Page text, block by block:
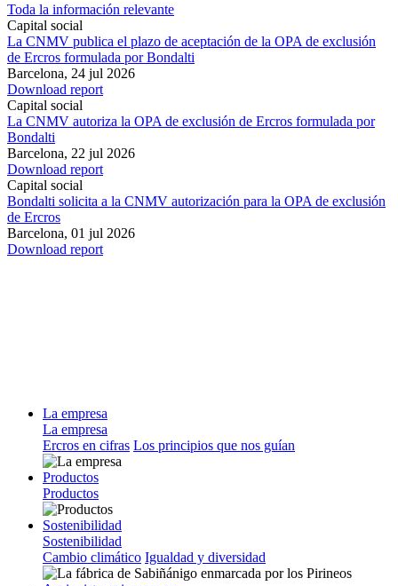
Toda la información relevante
Capital social
La CNMV publica el plazo de aceptación de la OPA de exclusión
de Ercros formulada por Bondalti
Barcelona, 24 jul 2026
Download report
Capital social
La CNMV autoriza la OPA de exclusión de Ercros formulada por
Bondalti
Barcelona, 22 jul 2026
Download report
Capital social
Bondalti solicita a la CNMV autorización para la OPA de exclusión
de Ercros
Barcelona, 01 jul 2026
Download report
La empresa
La empresa
Ercros en cifras Los principios que nos guían
Productos
Productos
Sostenibilidad
Sostenibilidad
Cambio climático Igualdad y diversidad